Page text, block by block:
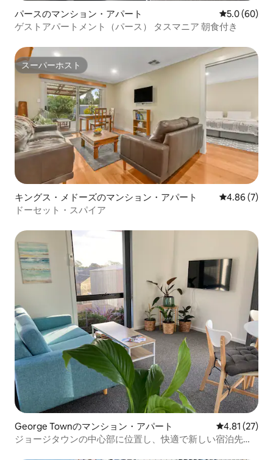
パースのマンション・アパート レビュー60
5.0 (60)
ゲストアパートメント（パース） タスマニア 朝食付き
スーパーホスト
スーパーホスト
キングス・メドーズのマンション・アパート レビュー7
4.86 (7)
ドーセット・スパイア
George Townのマンション・アパート レビュー27
4.81 (27)
ジョージタウンの中心部に位置し、快適で新しい宿泊先で